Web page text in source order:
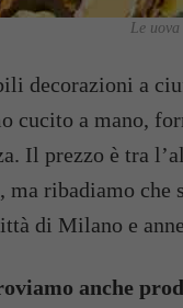
Le
decorazioni a
cucito a mano,
Il prezzo è tra
ma ribadiamo
di Milano e
anche